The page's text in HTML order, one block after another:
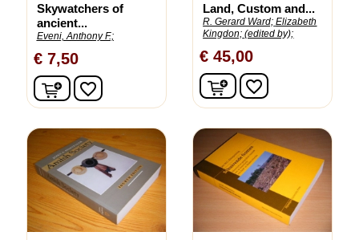
Skywatchers of
ancient...
Eveni, Anthony F.;
€ 7,50
In winkelwagen
favorite_border
Land, Custom and...
R. Gerard Ward; Elizabeth
Kingdon; (edited by);
€ 45,00
In winkelwagen
favorite_border